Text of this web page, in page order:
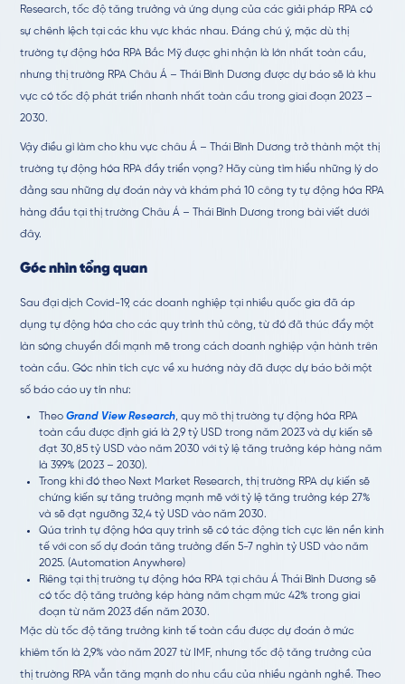
Research, tốc độ tăng trưởng và ứng dụng của các giải pháp RPA có
sự chênh lệch tại các khu vực khác nhau. Đáng chú ý, mặc dù thị
trường tự động hóa RPA Bắc Mỹ được ghi nhận là lớn nhất toàn cầu,
nhưng thị trường RPA Châu Á – Thái Bình Dương được dự báo sẽ là khu
vực có tốc độ phát triển nhanh nhất toàn cầu trong giai đoạn 2023 –
2030.
Vậy điều gì làm cho khu vực châu Á – Thái Bình Dương trở thành một thị
trường tự động hóa RPA đầy triển vọng? Hãy cùng tìm hiểu những lý do
đằng sau những dự đoán này và khám phá 10 công ty tự động hóa RPA
hàng đầu tại thị trường Châu Á – Thái Bình Dương trong bài viết dưới
đây.
Góc nhìn tổng quan
Sau đại dịch Covid-19, các doanh nghiệp tại nhiều quốc gia đã áp
dụng tự động hóa cho các quy trình thủ công, từ đó đã thúc đẩy một
làn sóng chuyển đổi mạnh mẽ trong cách doanh nghiệp vận hành trên
toàn cầu. Góc nhìn tích cực về xu hướng này đã được dự báo bởi một
số báo cáo uy tín như:
TheoGrand View Research, quy mô thị trường tự động hóa RPA
toàn cầu được định giá là 2,9 tỷ USD trong năm 2023 và dự kiến sẽ
đạt 30,85 tỷ USD vào năm 2030 với tỷ lệ tăng trưởng kép hàng năm
là 39.9% (2023 – 2030).
Trong khi đó theo Next Market Research, thị trường RPA dự kiến sẽ
chứng kiến sự tăng trưởng mạnh mẽ với tỷ lệ tăng trưởng kép 27%
và sẽ đạt ngưỡng 32,4 tỷ USD vào năm 2030.
Qúa trình tự động hóa quy trình sẽ có tác động tích cực lên nền kinh
tế với con số dự đoán tăng trưởng đến 5-7 nghìn tỷ USD vào năm
2025. (Automation Anywhere)
Riêng tại thị trường tự động hóa RPA tại châu Á Thái Bình Dương sẽ
có tốc độ tăng trưởng kép hàng năm chạm mức 42% trong giai
đoạn từ năm 2023 đến năm 2030.
Mặc dù tốc độ tăng trưởng kinh tế toàn cầu được dự đoán ở mức
khiêm tốn là 2,9% vào năm 2027 từ IMF, nhưng tốc độ tăng trưởng của
thị trường RPA vẫn tăng mạnh do nhu cầu của nhiều ngành nghề. Theo